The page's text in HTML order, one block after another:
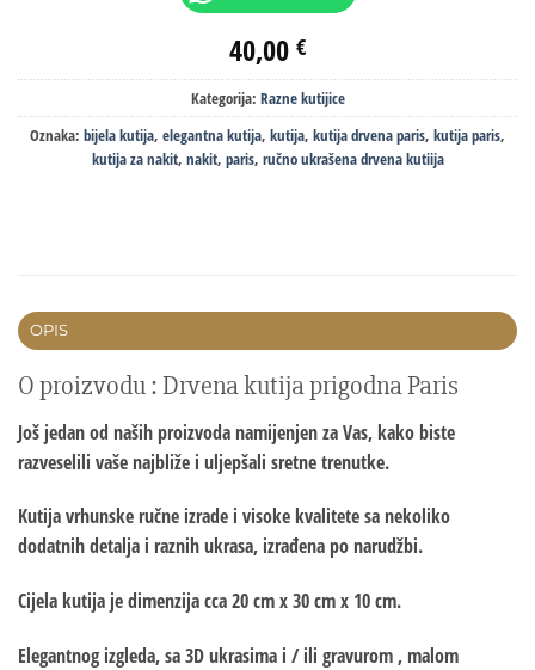
40,00 €
Kategorija: Razne kutijice
Oznaka: bijela kutija, elegantna kutija, kutija, kutija drvena paris, kutija paris,
kutija za nakit, nakit, paris, ručno ukrašena drvena kutiija
OPIS
O proizvodu : Drvena kutija prigodna Paris
Još jedan od naših proizvoda namijenjen za Vas, kako biste
razveselili vaše najbliže i uljepšali sretne trenutke.
Kutija vrhunske ručne izrade i visoke kvalitete sa nekoliko
dodatnih detalja i raznih ukrasa, izrađena po narudžbi.
Cijela kutija je dimenzija cca 20 cm x 30 cm x 10 cm.
Elegantnog izgleda, sa 3D ukrasima i / ili gravurom , malom